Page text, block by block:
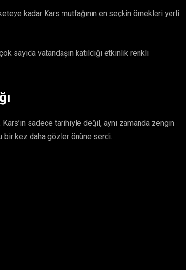
kadar Kars mutfağının en seçkin örnekleri yerli
sayıda vatandaşın katıldığı etkinlik renkli
sadece tarihiyle değil, aynı zamanda zengin
kez daha gözler önüne serdi.